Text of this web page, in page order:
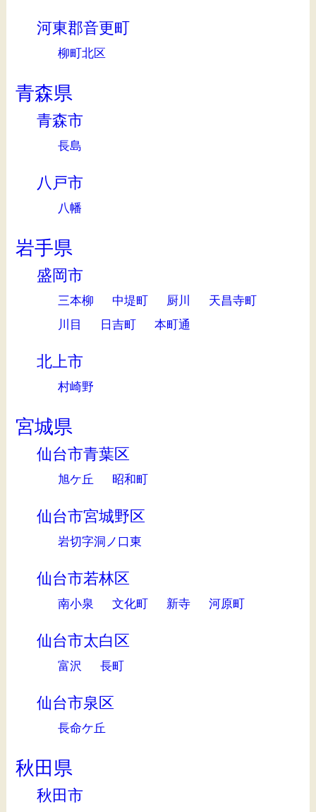
河東郡音更町
柳町北区
青森県
青森市
長島
八戸市
八幡
岩手県
盛岡市
三本柳 中堤町 厨川
天昌寺町
川目
日吉町 本町通
北上市
村崎野
宮城県
仙台市青葉区
旭ケ丘 昭和町
仙台市宮城野区
岩切字洞ノ口東
仙台市若林区
南小泉 文化町 新寺 河原町
仙台市太白区
富沢 長町
仙台市泉区
長命ケ丘
秋田県
秋田市